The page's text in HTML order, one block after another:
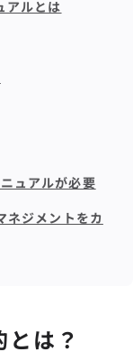
アルとは
ュアルが必要
ネジメントをカ
は？